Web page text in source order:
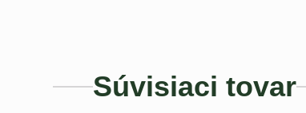
Súvisiaci tovar